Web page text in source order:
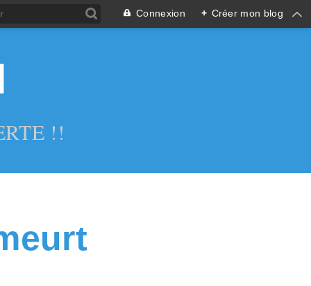
Connexion + Créer mon blog
!!